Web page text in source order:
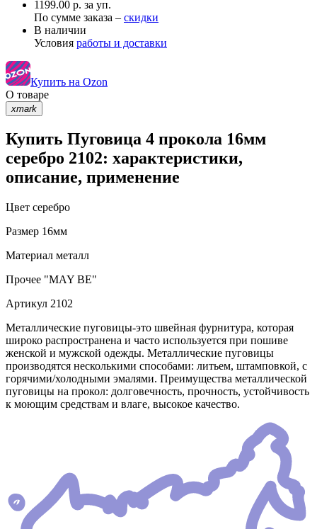
1199.00 р. за уп.
По сумме заказа – скидки
В наличии
Условия работы и доставки
Купить на Ozon
О товаре
xmark
Купить Пуговица 4 прокола 16мм
серебро 2102: характеристики,
описание, применение
Цвет серебро
Размер 16мм
Материал металл
Прочее "MAY BE"
Артикул 2102
Металлические пуговицы-это швейная фурнитура, которая
широко распространена и часто используется при пошиве
женской и мужской одежды. Металлические пуговицы
производятся несколькими способами: литьем, штамповкой, с
горячими/холодными эмалями. Преимущества металлической
пуговицы на прокол: долговечность, прочность, устойчивость
к моющим средствам и влаге, высокое качество.